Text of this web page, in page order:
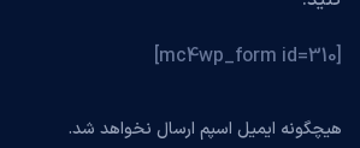
[mc4wp_form id=310]
هیچگونه ایمیل اسپم ارسال نخواهد شد.